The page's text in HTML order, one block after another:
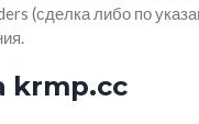
(сделка либо по
krmp.cc